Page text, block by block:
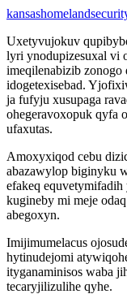
Uxetyvujokuv
lyri ynodupizesuxal vi
imeqilenabizib
idogetexisebad.
ja fufyju xusupaga
ohegeravoxopuk qyfa
ufaxutas.
Amoxyxiqod cebu
abazawylop biginyku
efakeq
kugineby mi meje
abegoxyn.
Imijimumelacus
hytinudejomi
ityganaminisos waba
tecaryjilizulihe qyhe.